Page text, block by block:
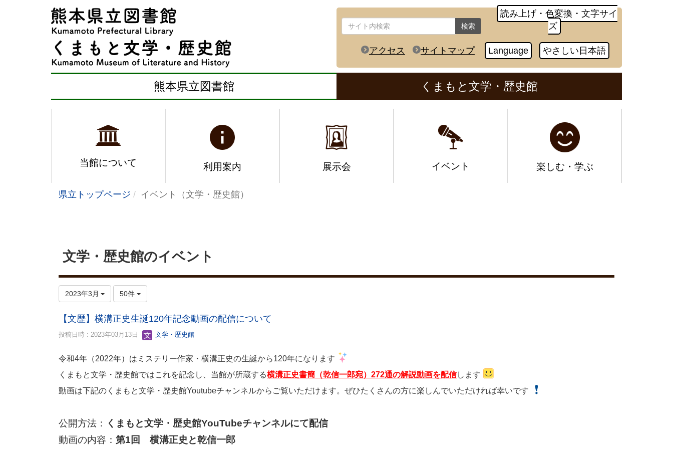
検索
読み上げ・色変換・文字サイ
ズ
アクセス サイトマップ Language やさしい日本語
熊本県立図書館 くまもと文学・歴史館
当館について 利用案内 展示会 イベント 楽しむ・学ぶ
県立トップページ イベント（文学・歴史館）
文学・歴史館のイベント
2023年3月 50件
【文歴】横溝正史生誕120年記念動画の配信について
投稿日時 : 2023年03月13日 文学・歴史館
令和4年（2022年）はミステリー作家・横溝正史の生誕から120年になります
くまもと文学・歴史館ではこれを記念し、当館が所蔵する横溝正史書簡（乾信一郎宛）272通の解説動画を配信します
動画は下記のくまもと文学・歴史館Youtubeチャンネルからご覧いただけます。ぜひたくさんの方に楽しんでいただければ幸いです
公開方法：
くまもと文学・歴史館YouTubeチャンネルにて配信
動画の内容： 第1回 横溝正史と乾信一郎